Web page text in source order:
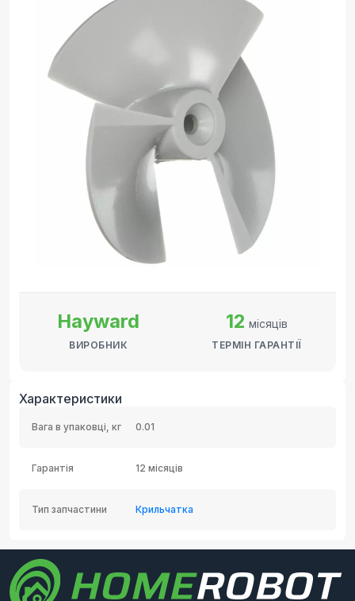
Hayward
ВИРОБНИК
12 місяців
ТЕРМІН ГАРАНТІЇ
Характеристики
Вага в упаковці, кг 0.01
Гарантія 12 місяців
Тип запчастини Крильчатка